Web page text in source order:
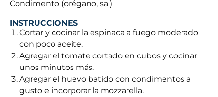
Condimento (orégano, sal)
INSTRUCCIONES
Cortar y cocinar la espinaca a fuego moderado
con poco aceite.
Agregar el tomate cortado en cubos y cocinar
unos minutos más.
Agregar el huevo batido con condimentos a
gusto e incorporar la mozzarella.